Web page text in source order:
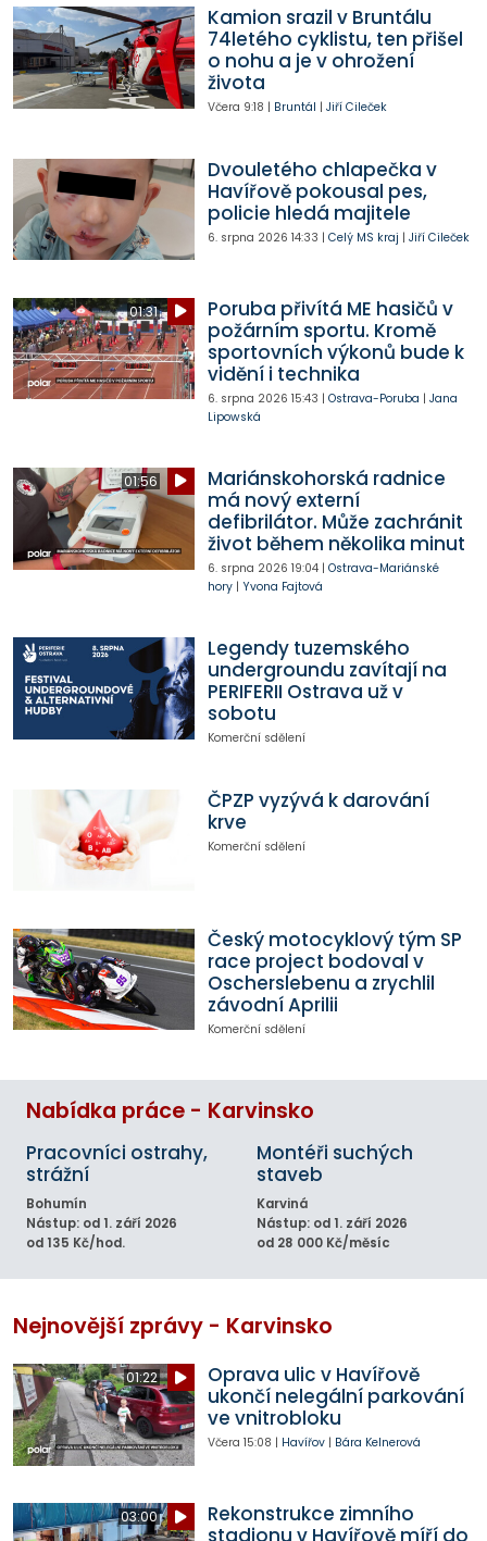
Kamion srazil v Bruntálu
74letého cyklistu, ten přišel
o nohu a je v ohrožení
života
Včera 9:18 | Bruntál | Jiří Cileček
Dvouletého chlapečka v
Havířově pokousal pes,
policie hledá majitele
6. srpna 2026 14:33 | Celý MS kraj | Jiří Cileček
01:31
Poruba přivítá ME hasičů v
požárním sportu. Kromě
sportovních výkonů bude k
vidění i technika
6. srpna 2026 15:43 | Ostrava-Poruba | Jana
Lipowská
01:56
Mariánskohorská radnice
má nový externí
defibrilátor. Může zachránit
život během několika minut
6. srpna 2026 19:04| Ostrava-Mariánské
hory| Yvona Fajtová
Legendy tuzemského
undergroundu zavítají na
PERIFERII Ostrava už v
sobotu
Komerční sdělení
ČPZP vyzývá k darování
krve
Komerční sdělení
Český motocyklový tým SP
race project bodoval v
Oscherslebenu a zrychlil
závodní Aprilii
Komerční sdělení
Nabídka práce - Karvinsko
Pracovníci ostrahy,
strážní
Bohumín
Nástup: od 1. září 2026
od 135 Kč/hod.
Montéři suchých
staveb
Karviná
Nástup: od 1. září 2026
od 28 000 Kč/měsíc
Nejnovější zprávy - Karvinsko
01:22
Oprava ulic v Havířově
ukončí nelegální parkování
ve vnitrobloku
Včera 15:08 | Havířov| Bára Kelnerová
03:00
Rekonstrukce zimního